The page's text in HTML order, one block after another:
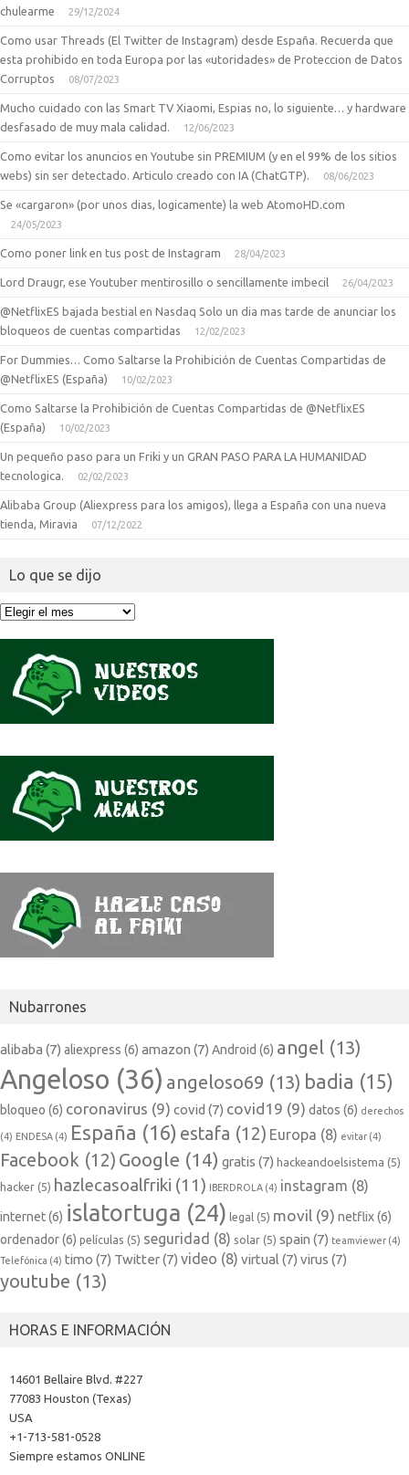
chulearme 29/12/2024
Como usar Threads (El Twitter de Instagram) desde España. Recuerda que
esta prohibido en toda Europa por las «utoridades» de Proteccion de Datos
Corruptos
08/07/2023
Mucho cuidado con las Smart TV Xiaomi, Espias no, lo siguiente… y hardware
desfasado de muy mala calidad.
12/06/2023
Como evitar los anuncios en Youtube sin PREMIUM (y en el 99% de los sitios
webs) sin ser detectado. Articulo creado con IA (ChatGTP).
08/06/2023
Se «cargaron» (por unos dias, logicamente) la web AtomoHD.com
24/05/2023
Como poner link en tus post de Instagram 28/04/2023
Lord Draugr, ese Youtuber mentirosillo o sencillamente imbecil 26/04/2023
@NetflixES bajada bestial en Nasdaq Solo un dia mas tarde de anunciar los
bloqueos de cuentas compartidas
12/02/2023
For Dummies… Como Saltarse la Prohibición de Cuentas Compartidas de
@NetflixES (España)
10/02/2023
Como Saltarse la Prohibición de Cuentas Compartidas de @NetflixES
(España)
10/02/2023
Un pequeño paso para un Friki y un GRAN PASO PARA LA HUMANIDAD
tecnologica.
02/02/2023
Alibaba Group (Aliexpress para los amigos), llega a España con una nueva
tienda, Miravia
07/12/2022
Lo que se dijo
Lo
Nubarrones
alibaba (7) aliexpress (6) amazon (7) Android (6) angel (13)
Angeloso (36) angeloso69 (13) badia (15)
bloqueo (6) coronavirus (9) covid (7) covid19 (9) datos (6) derechos
(4) ENDESA (4) España (16) estafa (12) Europa (8) evitar (4)
Facebook (12) Google (14) gratis (7) hackeandoelsistema (5)
hacker (5) hazlecasoalfriki (11) IBERDROLA (4) instagram (8)
internet(6) islatortuga (24) legal (5) movil (9) netflix(6)
ordenador(6) películas (5) seguridad (8) solar (5) spain (7) teamviewer (4)
Telefónica (4) timo (7) Twitter(7) video (8) virtual (7) virus (7)
youtube (13)
HORAS E INFORMACIÓN
14601 Bellaire Blvd. #227
77083 Houston (Texas)
USA
+1-713-581-0528
Siempre estamos ONLINE